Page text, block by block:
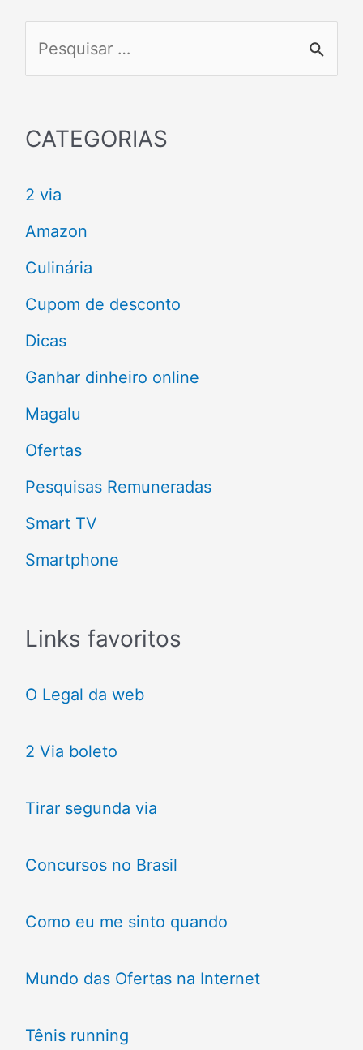
q
i
s
a
r
:
CATEGORIAS
2 via
Amazon
Culinária
Cupom de desconto
Dicas
Ganhar dinheiro online
Magalu
Ofertas
Pesquisas Remuneradas
Smart TV
Smartphone
Links favoritos
O Legal da web
2 Via boleto
Tirar segunda via
Concursos no Brasil
Como eu me sinto quando
Mundo das Ofertas na Internet
Tênis running